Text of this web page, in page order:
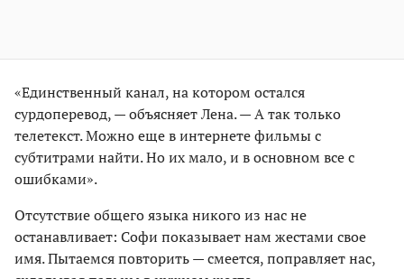
«Единственный канал, на котором остался
сурдоперевод, — объясняет Лена. — А так только
телетекст. Можно еще в интернете фильмы с
субтитрами найти. Но их мало, и в основном все с
ошибками».
Отсутствие общего языка никого из нас не
останавливает: Софи показывает нам жестами свое
имя. Пытаемся повторить — смеется, поправляет нас,